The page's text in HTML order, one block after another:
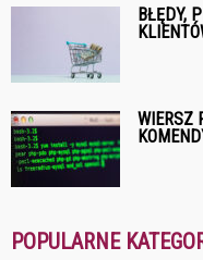
BŁĘDY,
WIERSZ
POPULARNE